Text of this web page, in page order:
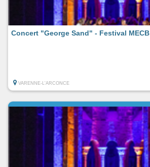
Concert "George Sand" - Festival MECB
VARENNE-L'ARCONCE